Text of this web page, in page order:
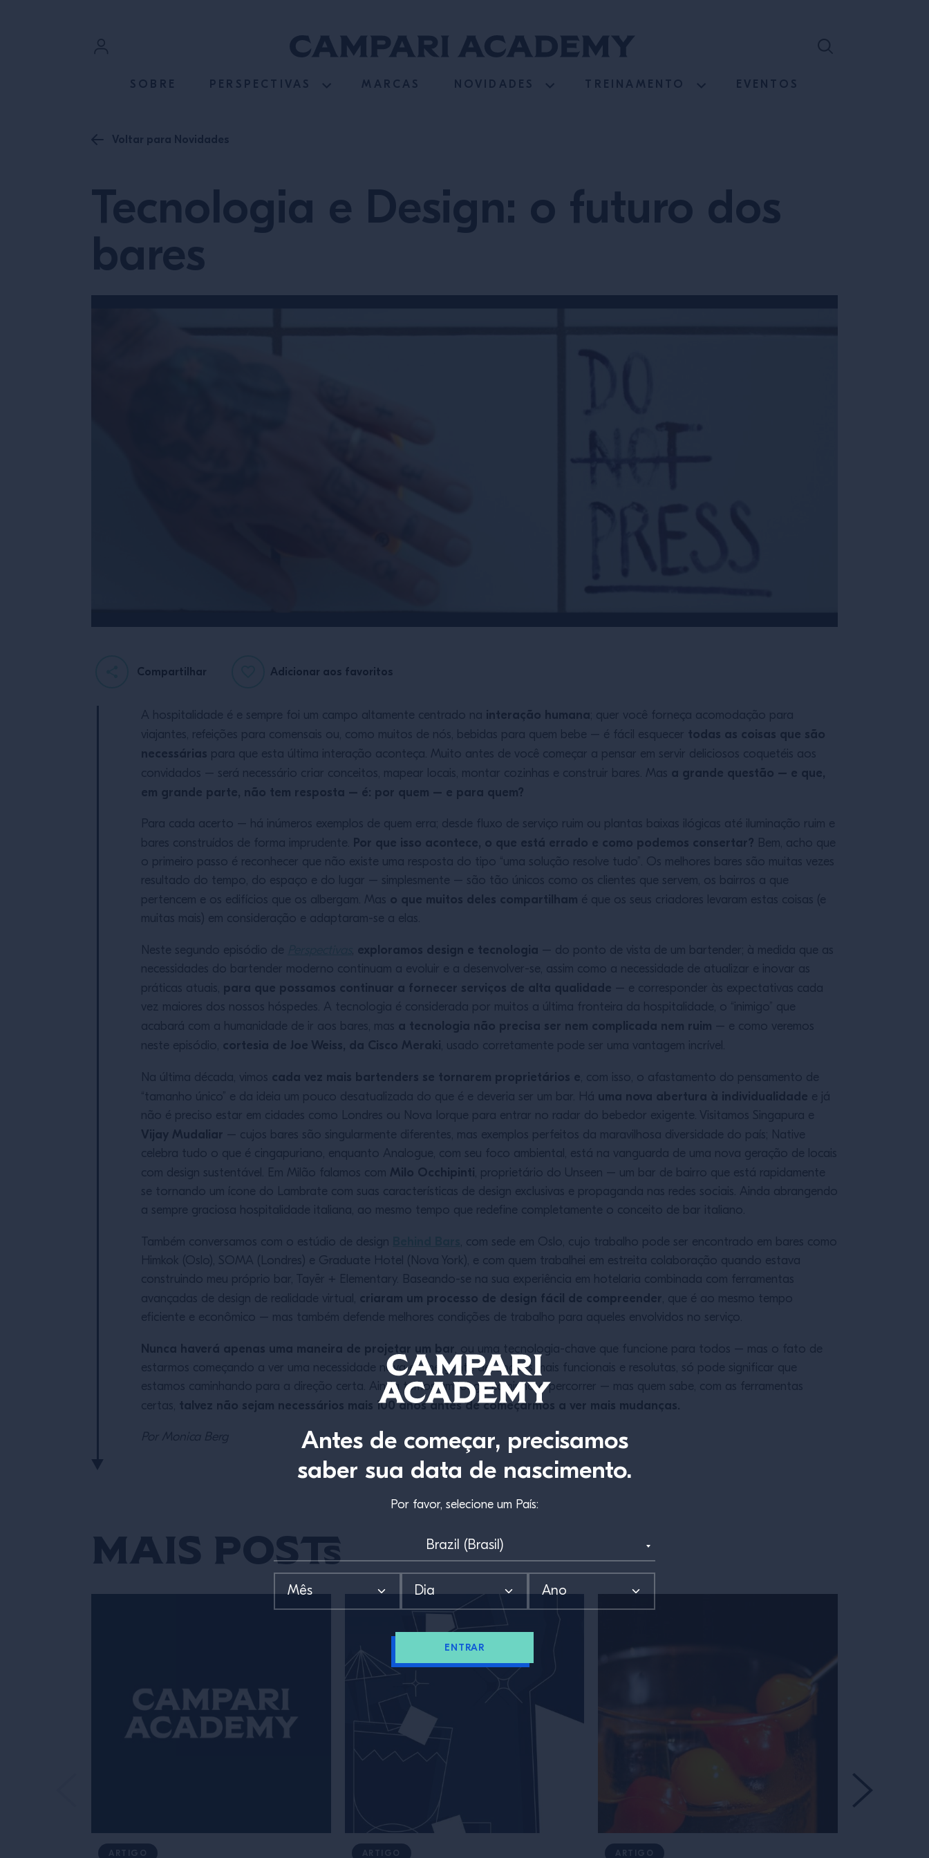
Antes de começar, precisamos
saber sua data de nascimento.
Por favor, selecione um País:
ENTRAR
SOBRE PERSPECTIVAS MARCAS NOVIDADES TREINAMENTO EVENTOS
Voltar para Novidades
Tecnologia e Design: o futuro dos
bares
Compartilhar Adicionar aos favoritos
A hospitalidade é e sempre foi um campo altamente centrado na interação humana; quer você forneça acomodação para
viajantes, refeições para comensais ou, como muitos de nós, bebidas para quem bebe – é fácil esquecer todas as coisas que são
necessárias para que esta última interação aconteça. Muito antes de você começar a pensar em servir deliciosos coquetéis aos
convidados – será necessário criar conceitos, mapear locais, montar cozinhas e construir bares. Mas a grande questão – e que,
em grande parte, não tem resposta – é: por quem – e para quem?
Para cada acerto – há inúmeros exemplos de quem erra; desde fluxo de serviço ruim ou plantas baixas ilógicas até iluminação ruim e
bares construídos de forma imprudente. Por que isso acontece, o que está errado e como podemos consertar? Bem, acho que
o primeiro passo é reconhecer que não existe uma resposta do tipo “uma solução resolve tudo”. Os melhores bares são muitas vezes
resultado do tempo, do espaço e do lugar – simplesmente – são tão únicos como os clientes que servem, os bairros a que
pertencem e os edifícios que os albergam. Mas o que muitos deles compartilham é que os seus criadores levaram estas coisas (e
muitas mais) em consideração e adaptaram-se a elas.
Neste segundo episódio de , exploramos design e tecnologia – do ponto de vista de um bartender; à medida que as
necessidades do bartender moderno continuam a evoluir e a desenvolver-se, assim como a necessidade de atualizar e inovar as
práticas atuais, para que possamos continuar a fornecer serviços de alta qualidade – e corresponder às expectativas cada
vez maiores dos nossos hóspedes. A tecnologia é considerada por muitos a última fronteira da hospitalidade, o “inimigo” que
acabará com a humanidade de ir aos bares, mas a tecnologia não precisa ser nem complicada nem ruim – e como veremos
neste episódio, cortesia de Joe Weiss, da Cisco Meraki, usado corretamente pode ser uma vantagem incrível.
Na última década, vimos cada vez mais bartenders se tornarem proprietários e, com isso, o afastamento do pensamento de
“tamanho único” e da ideia um pouco desatualizada do que é e deveria ser um bar. Há uma nova abertura à individualidade e já
não é preciso estar em cidades como Londres ou Nova Iorque para entrar no radar do bebedor exigente. Visitamos Singapura e
Vijay Mudaliar – cujos bares são singularmente diferentes, mas exemplos perfeitos da maravilhosa diversidade do país; Native
celebra tudo o que é cingapuriano, enquanto Analogue, com seu foco ambiental, está na vanguarda de uma nova geração de locais
com design sustentável. Em Milão falamos com Milo Occhipinti, proprietário do Unseen – um bar de bairro que está rapidamente
se tornando um ícone do Lambrate com suas características de design exclusivas e propaganda nas redes sociais. Ainda abrangendo
a sempre graciosa hospitalidade italiana, ao mesmo tempo que redefine completamente o conceito de bar italiano.
Também conversamos com o estúdio de design
, com sede em Oslo, cujo trabalho pode ser encontrado em bares como
Himkok (Oslo), SOMA (Londres) e Graduate Hotel (Nova York), e com quem trabalhei em estreita colaboração quando estava
construindo meu próprio bar, Tayēr + Elementary. Baseando-se na sua experiência em hotelaria combinada com ferramentas
avançadas de design de realidade virtual, criaram um processo de design fácil de compreender, que é ao mesmo tempo
eficiente e econômico – mas também defende melhores condições de trabalho para aqueles envolvidos no serviço.
Nunca haverá apenas uma maneira de projetar um bar, ou uma tecnologia-chave que funcione para todos – mas o fato de
estarmos começando a ver uma necessidade nova e emergente de opções mais funcionais e resolutas, só pode significar que
estamos caminhando para a direção certa. Ainda temos um longo caminho a percorrer – mas quem sabe, com as ferramentas
certas, talvez não sejam necessários mais 100 anos antes de começarmos a ver mais mudanças.
Por Monica Berg
Mais posts
ARTIGO ARTIGO ARTIGO